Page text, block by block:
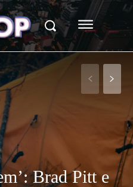
Brad Pitt e